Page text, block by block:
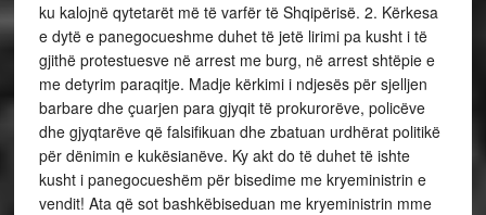
ku kalojnë qytetarët më të varfër të Shqipërisë. 2. Kërkesa
e dytë e panegocueshme duhet të jetë lirimi pa kusht i të
gjithë protestuesve në arrest me burg, në arrest shtëpie e
me detyrim paraqitje. Madje kërkimi i ndjesës për sjelljen
barbare dhe çuarjen para gjyqit të prokurorëve, policëve
dhe gjyqtarëve që falsifikuan dhe zbatuan urdhërat politikë
për dënimin e kukësianëve. Ky akt do të duhet të ishte
kusht i panegocueshëm për bisedime me kryeministrin e
vendit! Ata që sot bashkëbiseduan me kryeministrin mme